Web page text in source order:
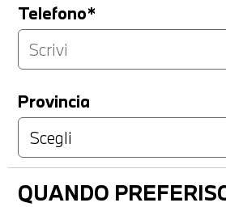
Telefono*
Provincia
QUANDO